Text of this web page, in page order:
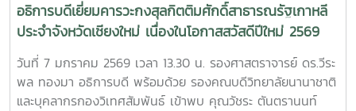
อธิการบดีเยี่ยมคารวะกงสุลกิตติมศักดิ์สาธารณรัฐเกาหลี
ประจำจังหวัดเชียงใหม่ เนื่องในโอกาสสวัสดีปีใหม่ 2569
วันที่ 7 มกราคม 2569 เวลา 13.30 น. รองศาสตราจารย์ ดร.วีระ
พล ทองมา อธิการบดี พร้อมด้วย รองคณบดีวิทยาลัยนานาชาติ
และบุคลากรกองวิเทศสัมพันธ์ เข้าพบ คุณวัชระ ตันตรานนท์